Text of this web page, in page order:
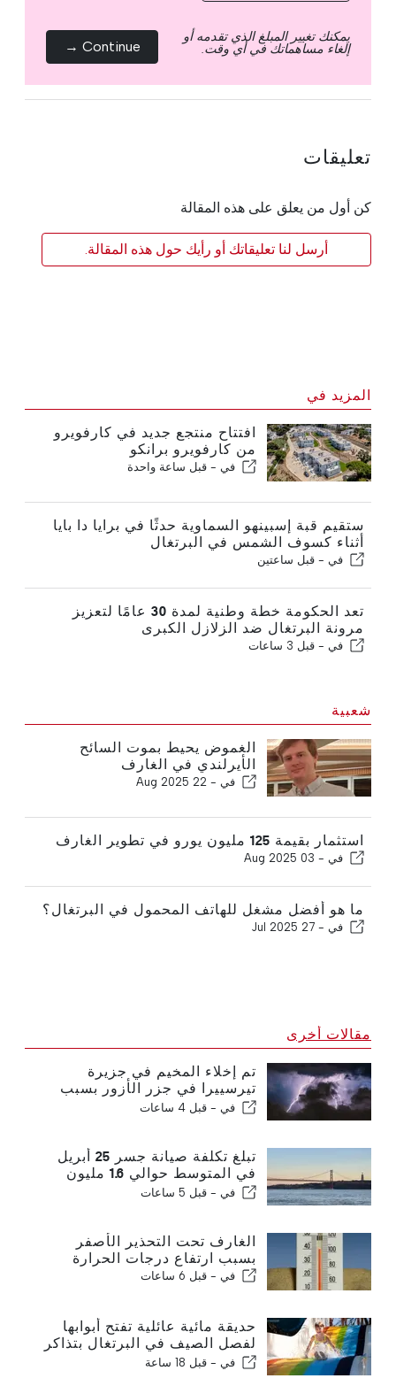
يمكنك تغيير المبلغ الذي تقدمه أو
إلغاء مساهماتك في أي وقت. Continue →
تعليقات
كن أول من يعلق على هذه المقالة
أرسل لنا تعليقاتك أو رأيك حول هذه المقالة.
المزيد في
افتتاح منتجع جديد في كارفويرو
من كارفويرو برانكو
في - قبل ساعة واحدة
ستقيم قبة إسبينهو السماوية حدثًا في برايا دا بايا
أثناء كسوف الشمس في البرتغال
في - قبل ساعتين
تعد الحكومة خطة وطنية لمدة 30 عامًا لتعزيز
مرونة البرتغال ضد الزلازل الكبرى
في - قبل 3 ساعات
شعبية
الغموض يحيط بموت السائح
الأيرلندي في الغارف
في - 22 Aug 2025
استثمار بقيمة 125 مليون يورو في تطوير الغارف
في - 03 Aug 2025
ما هو أفضل مشغل للهاتف المحمول في البرتغال؟
في - 27 Jul 2025
مقالات أخرى
تم إخلاء المخيم في جزيرة
تيرسييرا في جزر الأزور بسبب
العاصفة
في - قبل 4 ساعات
تبلغ تكلفة صيانة جسر 25 أبريل
في المتوسط حوالي 1.6 مليون
يورو سنويًا
في - قبل 5 ساعات
الغارف تحت التحذير الأصفر
بسبب ارتفاع درجات الحرارة
في - قبل 6 ساعات
حديقة مائية عائلية تفتح أبوابها
لفصل الصيف في البرتغال بتذاكر
بقيمة 2 يوروفي - قبل 18 ساعة